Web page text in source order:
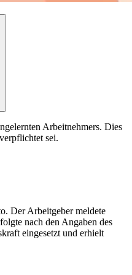
Arbeitnehmers. Dies
sei.
Der Arbeitgeber meldete
nach den Angaben des
eingesetzt und erhielt